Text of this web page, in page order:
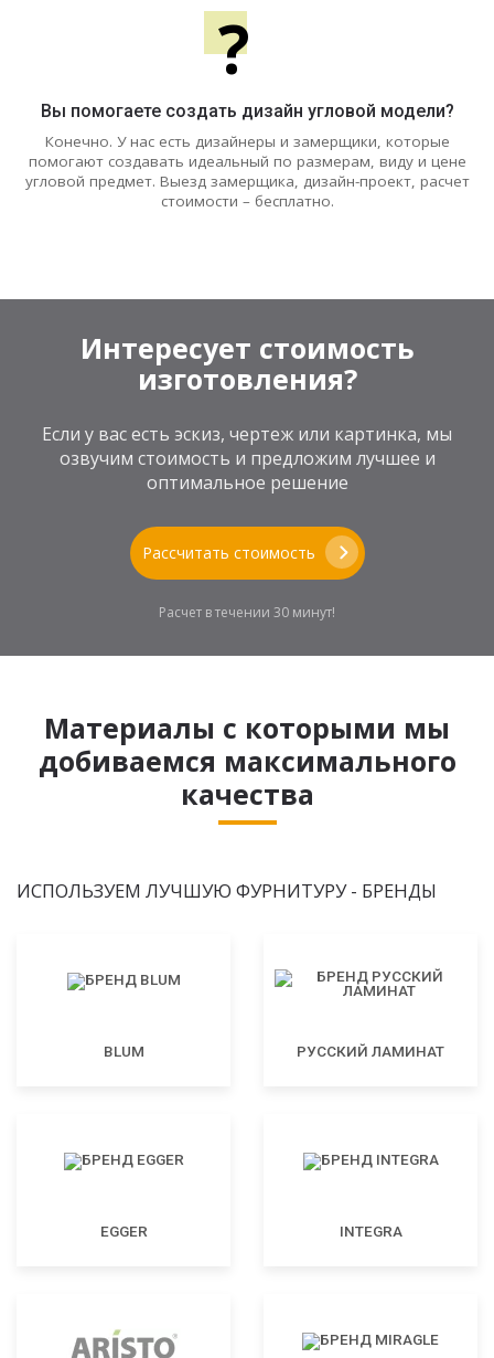
?
Вы помогаете создать дизайн угловой модели?
Конечно. У нас есть дизайнеры и замерщики, которые
помогают создавать идеальный по размерам, виду и цене
угловой предмет. Выезд замерщика, дизайн-проект, расчет
стоимости – бесплатно.
Интересует стоимость
изготовления?
Если у вас есть эскиз, чертеж или картинка, мы
озвучим стоимость и предложим лучшее и
оптимальное решение
Рассчитать стоимость
Расчет в течении 30 минут!
Материалы с которыми мы
добиваемся максимального
качества
ИСПОЛЬЗУЕМ ЛУЧШУЮ ФУРНИТУРУ - БРЕНДЫ
BLUM РУССКИЙ ЛАМИНАТ
EGGER INTEGRA